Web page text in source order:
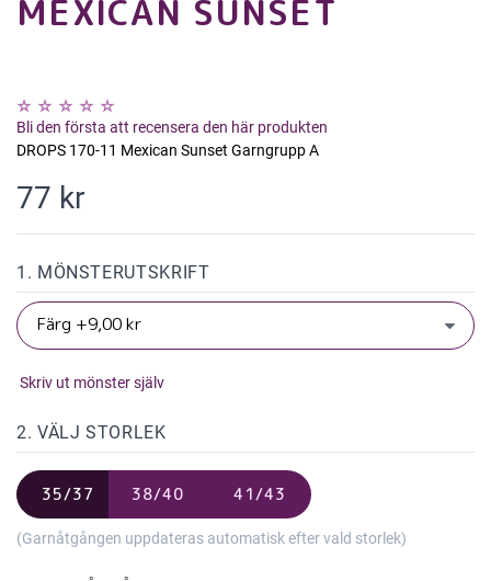
MEXICAN SUNSET
Bli den första att recensera den här produkten
DROPS 170-11 Mexican Sunset Garngrupp A
77 kr
1. MÖNSTERUTSKRIFT
Skriv ut mönster själv
2. VÄLJ STORLEK
35/37 38/40 41/43
(Garnåtgången uppdateras automatisk efter vald storlek)